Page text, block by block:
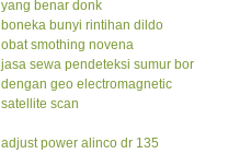
yang benar donk
boneka bunyi rintihan dildo
obat smothing novena
jasa sewa pendeteksi sumur bor
dengan geo electromagnetic
satellite scan
adjust power alinco dr 135